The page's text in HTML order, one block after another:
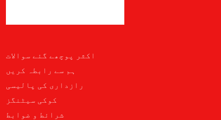
اکثر پوچھے گئے سوالات
ہم سے رابطہ کریں
رازداری کی پالیسی
کوکی سیٹنگز
شرائط و ضوابط